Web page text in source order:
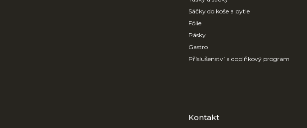
Sáčky do koše a pytle
Fólie
Pásky
Gastro
Příslušenství a doplňkový program
Kontakt